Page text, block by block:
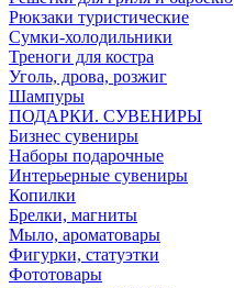
Рюкзаки туристические
Сумки-холодильники
Треноги для костра
Уголь, дрова, розжиг
Шампуры
ПОДАРКИ. СУВЕНИРЫ
Бизнес сувениры
Наборы подарочные
Интерьерные сувениры
Копилки
Брелки, магниты
Мыло, ароматовары
Фигурки, статуэтки
Фототовары